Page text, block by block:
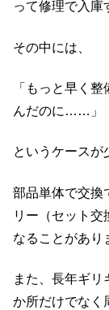
って修理で入庫
その中には、
「もっと早く
んだのに……」
というケースが
部品単体で交換
リー（セット交
なることがあり
また、長年ギ
か所だけでなく